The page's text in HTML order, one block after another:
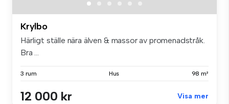
Krylbo
Härligt ställe nära älven & massor av promenadstråk.
Bra ...
3 rum Hus 98 m²
12 000 kr Visa mer